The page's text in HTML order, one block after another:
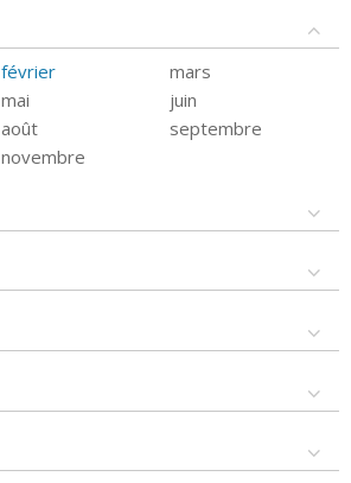
février
mars
mai
juin
août
septembre
novembre